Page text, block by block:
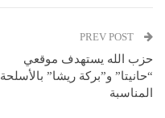
حزب الله يستهدف موقعي
“حانيتا” و”بركة ريشا” بالأسلحة
المناسبة